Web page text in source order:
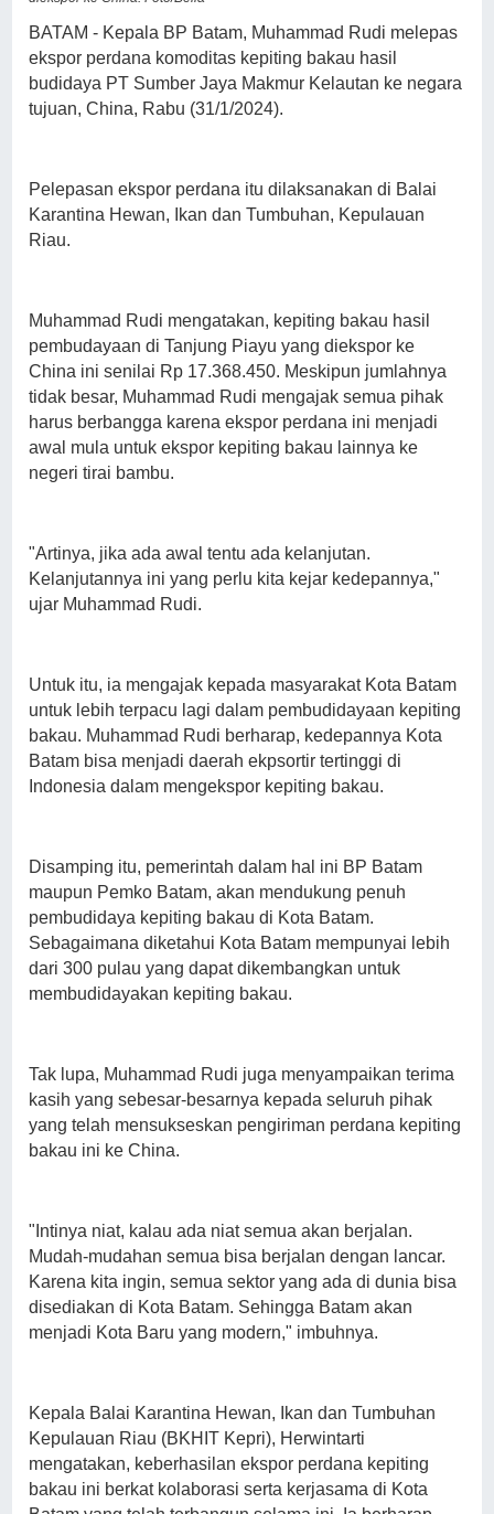
BATAM - Kepala BP Batam, Muhammad Rudi melepas
ekspor perdana komoditas kepiting bakau hasil
budidaya PT Sumber Jaya Makmur Kelautan ke negara
tujuan, China, Rabu (31/1/2024).
Pelepasan ekspor perdana itu dilaksanakan di Balai
Karantina Hewan, Ikan dan Tumbuhan, Kepulauan
Riau.
Muhammad Rudi mengatakan, kepiting bakau hasil
pembudayaan di Tanjung Piayu yang diekspor ke
China ini senilai Rp 17.368.450. Meskipun jumlahnya
tidak besar, Muhammad Rudi mengajak semua pihak
harus berbangga karena ekspor perdana ini menjadi
awal mula untuk ekspor kepiting bakau lainnya ke
negeri tirai bambu.
"Artinya, jika ada awal tentu ada kelanjutan.
Kelanjutannya ini yang perlu kita kejar kedepannya,"
ujar Muhammad Rudi.
Untuk itu, ia mengajak kepada masyarakat Kota Batam
untuk lebih terpacu lagi dalam pembudidayaan kepiting
bakau. Muhammad Rudi berharap, kedepannya Kota
Batam bisa menjadi daerah ekpsortir tertinggi di
Indonesia dalam mengekspor kepiting bakau.
Disamping itu, pemerintah dalam hal ini BP Batam
maupun Pemko Batam, akan mendukung penuh
pembudidaya kepiting bakau di Kota Batam.
Sebagaimana diketahui Kota Batam mempunyai lebih
dari 300 pulau yang dapat dikembangkan untuk
membudidayakan kepiting bakau.
Tak lupa, Muhammad Rudi juga menyampaikan terima
kasih yang sebesar-besarnya kepada seluruh pihak
yang telah mensukseskan pengiriman perdana kepiting
bakau ini ke China.
"Intinya niat, kalau ada niat semua akan berjalan.
Mudah-mudahan semua bisa berjalan dengan lancar.
Karena kita ingin, semua sektor yang ada di dunia bisa
disediakan di Kota Batam. Sehingga Batam akan
menjadi Kota Baru yang modern," imbuhnya.
Kepala Balai Karantina Hewan, Ikan dan Tumbuhan
Kepulauan Riau (BKHIT Kepri), Herwintarti
mengatakan, keberhasilan ekspor perdana kepiting
bakau ini berkat kolaborasi serta kerjasama di Kota